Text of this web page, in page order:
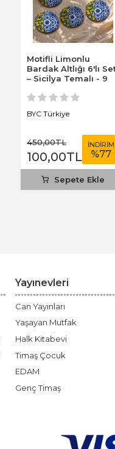
Motifli Limonlu
Bardak Altlığı 6'lı
– Sicilya Temalı - 9
BYC Türkiye
450,00TL
100,00TL
İNDİRİM
%77
Sepete Ekle
Yayınevleri
Can Yayınları
Yaşayan Mutfak
Halk Kitabevi
Timaş Çocuk
EDAM
Genç Timaş